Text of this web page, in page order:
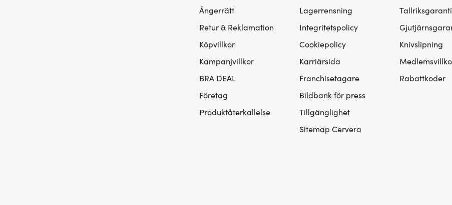
Ångerrätt
Retur & Reklamation
Köpvillkor
Kampanjvillkor
BRA DEAL
Företag
Produktåterkallelse
Lagerrensning
Integritetspolicy
Cookiepolicy
Karriärsida
Franchisetagare
Bildbank för press
Tillgänglighet
Sitemap Cervera
Tallriksgaranti
Knivslipning
Rabattkoder